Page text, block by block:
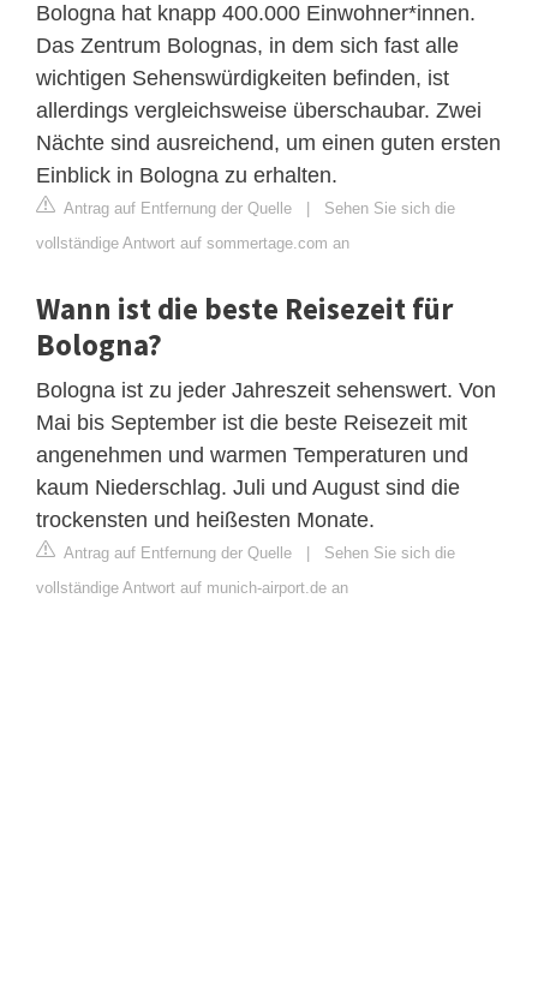
Bologna hat knapp 400.000 Einwohner*innen.
Das Zentrum Bolognas, in dem sich fast alle
wichtigen Sehenswürdigkeiten befinden, ist
allerdings vergleichsweise überschaubar. Zwei
Nächte sind ausreichend, um einen guten ersten
Einblick in Bologna zu erhalten.
Antrag auf Entfernung der Quelle
Sehen Sie sich die
vollständige Antwort auf sommertage.com an
Wann ist die beste Reisezeit für
Bologna?
Bologna ist zu jeder Jahreszeit sehenswert. Von
Mai bis September ist die beste Reisezeit mit
angenehmen und warmen Temperaturen und
kaum Niederschlag. Juli und August sind die
trockensten und heißesten Monate.
Antrag auf Entfernung der Quelle
Sehen Sie sich die
vollständige Antwort auf munich-airport.de an